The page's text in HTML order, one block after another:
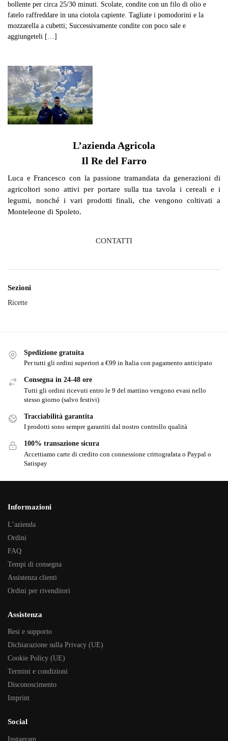
bollente per circa 25/30 minuti. Scolate, condite con un filo di olio e
fatelo raffreddare in una ciotola capiente. Tagliate i pomodorini e la
mozzarella a cubetti; Successivamente condite con poco sale e
aggiungeteli […]
L’azienda Agricola
Il Re del Farro
Luca e Francesco con la passione tramandata da generazioni di
agricoltori sono attivi per portare sulla tua tavola i cereali e i
legumi, nonché i vari prodotti finali, che vengono coltivati a
Monteleone di Spoleto.
CONTATTI
Sezioni
Ricette
Spedizione gratuita
Per tutti gli ordini superiori a €99 in Italia con pagamento anticipato
Consegna in 24-48 ore
Tutti gli ordini ricevuti entro le 9 del mattino vengono evasi nello
stesso giorno (salvo festivi)
Tracciabilità garantita
I prodotti sono sempre garantiti dal nostro controllo qualità
100% transazione sicura
Accettiamo carte di credito con connessione crittografata o Paypal o
Satispay
Informazioni
L’azienda
Ordini
FAQ
Tempi di consegna
Assistenza clienti
Ordini per rivenditori
Assistenza
Resi e supporto
Dichiarazione sulla Privacy (UE)
Cookie Policy (UE)
Termini e condizioni
Disconoscimento
Imprint
Social
Instagram